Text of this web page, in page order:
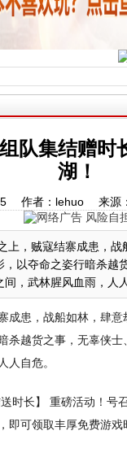
队集结赠
湖！
作者：lehuo 来源
上，贼寇结寨成患，
以夺命之姿行暗杀越
，武林腥风血雨，人
成患，战船如林，肆
杀越货之事，无辜侠
人自危。
时长】 重磅活动！号
即可领取丰厚免费游戏